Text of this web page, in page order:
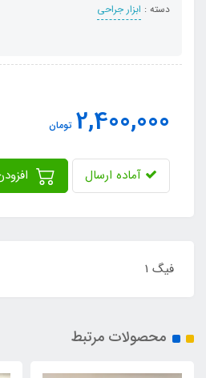
دسته : ابزار جراحی
2,400,000 تومان
آماده ارسال
فیگ 1
محصولات مرتبط